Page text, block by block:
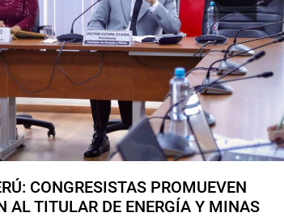
CONGRESISTAS PROMUEVEN
AL TITULAR DE ENERGÍA Y MINAS